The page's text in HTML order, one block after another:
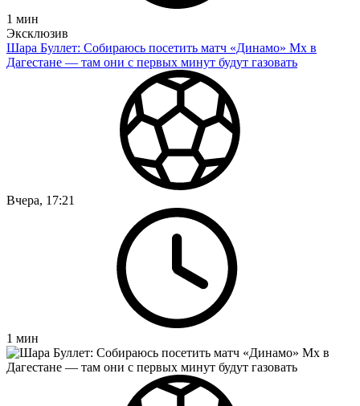
1 мин
Эксклюзив
Шара Буллет: Собираюсь посетить матч «Динамо» Мх в
Дагестане — там они с первых минут будут газовать
Вчера, 17:21
1 мин